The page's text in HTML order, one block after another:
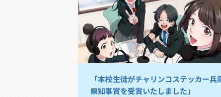
「本校生徒がチャリンコステッカー兵
県知事賞を受賞いたしました」